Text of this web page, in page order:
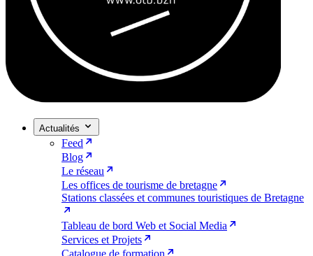
Actualités
Feed
Blog
Le réseau
Les offices de tourisme de bretagne
Stations classées et communes touristiques de Bretagne
Tableau de bord Web et Social Media
Services et Projets
Catalogue de formation